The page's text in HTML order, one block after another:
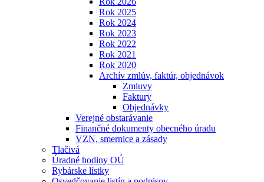
Rok 2025
Rok 2024
Rok 2023
Rok 2022
Rok 2021
Rok 2020
Archív zmlúv, faktúr, objednávok
Zmluvy
Faktury
Objednávky
Verejné obstarávanie
Finančné dokumenty obecného úradu
VZN, smernice a zásady
Tlačivá
Úradné hodiny OÚ
Rybárske lístky